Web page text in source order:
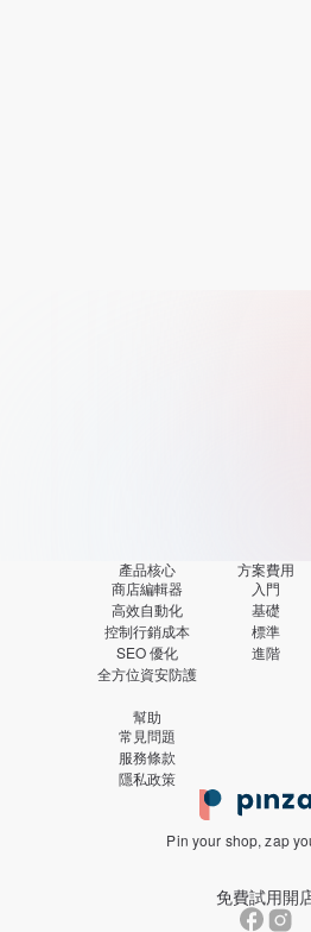
Pin your shop, zap
免費試用開
產品核心
商店編輯器
高效自動化
控制行銷成本
SEO 優化
全方位資安防護
方案費用
入門
基礎
標準
進階
幫助
常見問題
服務條款
隱私政策